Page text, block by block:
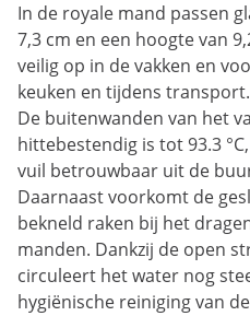
In de royale mand passen
7,3 cm en een hoogte van
veilig op in de vakken en
keuken en tijdens transport.
De buitenwanden van het
hittebestendig is tot 93.3
vuil betrouwbaar uit de
Daarnaast voorkomt de
bekneld raken bij het
manden. Dankzij de open
circuleert het water nog
hygiënische reiniging van